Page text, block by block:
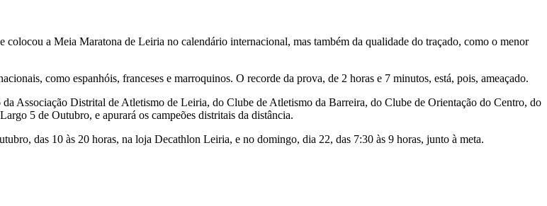
a Meia Maratona de Leiria no calendário internacional, mas também da qualidade do traçado, como o menor
como espanhóis, franceses e marroquinos. O recorde da prova, de 2 horas e 7 minutos, está, pois, ameaçado.
Associação Distrital de Atletismo de Leiria, do Clube de Atletismo da Barreira, do Clube de Orientação do Centro, do
5 de Outubro, e apurará os campeões distritais da distância.
das 10 às 20 horas, na loja Decathlon Leiria, e no domingo, dia 22, das 7:30 às 9 horas, junto à meta.